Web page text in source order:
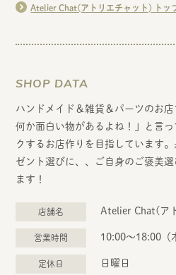
Atelier Chat(アトリエチャット) トッ
SHOP DATA
ハンドメイド＆雑貨＆パーツのお
何か面白い物があるよね！」と言
クするお店作りを目指しています
ゼント選びに、、ご自身のご褒美
ます！
店舗名 Atelier Chat(ア
営業時間 10:00～18:00（
定休日
日曜日